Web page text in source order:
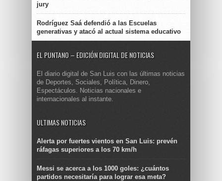
jury
Rodríguez Saá defendió a las Escuelas
generativas y atacó al actual sistema educativo
EL PUNTANO – EDICIÓN DIGITAL DE NOTICIAS
El diario digital de San Luis con las últimas noticias
de Deportes, Sociales, Política, Dinero,
Espectáculos. Noticias nacionales e
internacionales al instante.
ULTIMAS NOTICIAS
Alerta por fuertes vientos en San Luis: prevén
ráfagas superiores a los 70 km/h
Messi se acerca a los 1000 goles: ¿cuántos
partidos necesitaría para lograr esa meta?